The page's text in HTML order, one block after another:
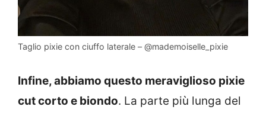
Taglio pixie con ciuffo laterale – @mademoiselle_pixie
Infine, abbiamo questo meraviglioso pixie
cut corto e biondo. La parte più lunga del